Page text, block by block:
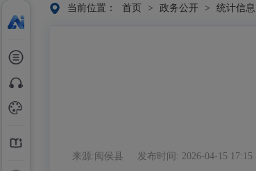
当前位置： 首页 > 政务公开 > 统计信息
来源:闽侯县 发布时间: 2026-04-15 17:15